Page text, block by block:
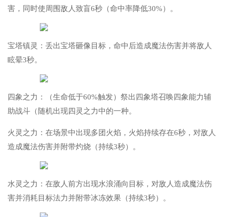
害，同时使周围敌人致盲6秒（命中率降低30%）。
宝塔镇灵：丢出宝塔砸像目标，命中后造成魔法伤害并将敌人
眩晕3秒。
四象之力：（生命低于60%触发）祭出四象塔召唤四象能力辅
助战斗（随机出现四灵之力中的一种。
火灵之力：在场景中出现多团火焰，火焰持续存在6秒，对敌人
造成魔法伤害并附带灼烧（持续3秒）。
水灵之力：在敌人前方出现水浪涌向目标，对敌人造成魔法伤
害并消耗目标法力并附带冰冻效果（持续3秒）。